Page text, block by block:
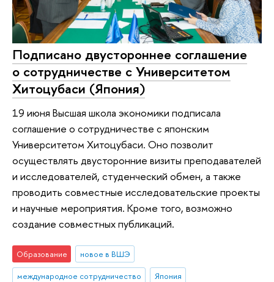
Подписано двустороннее соглашение
о сотрудничестве с Университетом
Хитоцубаси (Япония)
19 июня Высшая школа экономики подписала
соглашение о сотрудничестве с японским
Университетом Хитоцубаси. Оно позволит
осуществлять двусторонние визиты преподавателей
и исследователей, студенческий обмен, а также
проводить совместные исследовательские проекты
и научные мероприятия. Кроме того, возможно
создание совместных публикаций.
Образование
новое в ВШЭ
международное сотрудничество
Япония